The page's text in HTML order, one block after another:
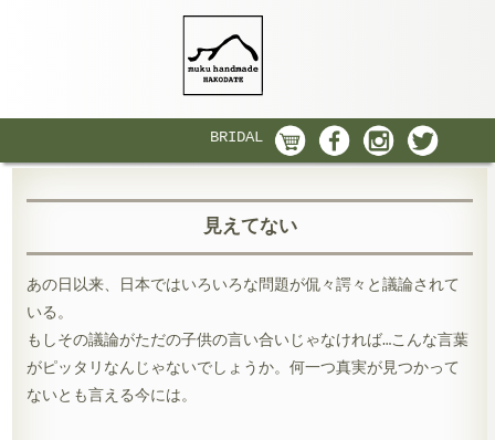
BRIDAL
見えてない
あの日以来、日本ではいろいろな問題が侃々諤々と議論されて
いる。
もしその議論がただの子供の言い合いじゃなければ…こんな言葉
がピッタリなんじゃないでしょうか。何一つ真実が見つかって
ないとも言える今には。